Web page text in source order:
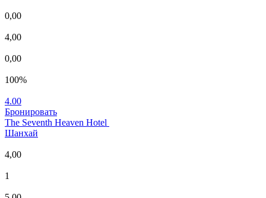
0,00
4,00
0,00
100%
4.00
Бронировать
The Seventh Heaven Hotel
Шанхай
4,00
1